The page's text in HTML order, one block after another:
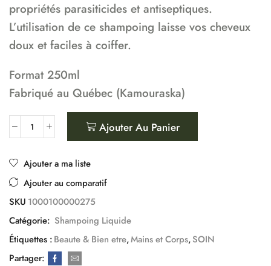
propriétés parasiticides et antiseptiques.
L’utilisation de ce shampoing laisse vos cheveux
doux et faciles à coiffer.
Format 250ml
Fabriqué au Québec (Kamouraska)
Ajouter Au Panier
Ajouter a ma liste
Ajouter au comparatif
SKU 1000100000275
Catégorie: Shampoing Liquide
Étiquettes :Beaute & Bien etre,Mains et Corps,SOIN
Partager: